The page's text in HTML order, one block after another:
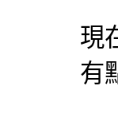
現
有